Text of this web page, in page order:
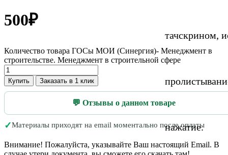
тачскрином,
нажатие.
500₽
Количество товара ГОСы МОИ (Синергия)- Менеджмент в
строительстве. Менеджмент в строительной сфере
Купить Заказать в 1 клик
💬 Отзывы о данном товаре
✓Материалы приходят на email моментально после оплаты
Внимание! Пожалуйста, указывайте Ваш настоящий Email. В